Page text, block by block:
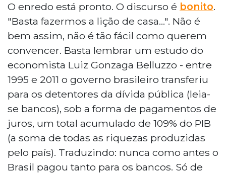
O enredo está pronto. O discurso é bonito.
"Basta fazermos a lição de casa...". Não é
bem assim, não é tão fácil como querem
convencer. Basta lembrar um estudo do
economista Luiz Gonzaga Belluzzo - entre
1995 e 2011 o governo brasileiro transferiu
para os detentores da dívida pública (leia-
se bancos), sob a forma de pagamentos de
juros, um total acumulado de 109% do PIB
(a soma de todas as riquezas produzidas
pelo país). Traduzindo: nunca como antes o
Brasil pagou tanto para os bancos. Só de